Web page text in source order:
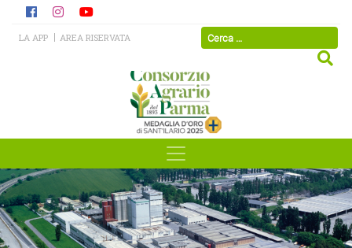
LA APP AREA RISERVATA